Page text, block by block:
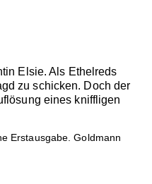
Elsie. Als Ethelreds
zu schicken. Doch der
eines kniffligen
Erstausgabe. Goldmann